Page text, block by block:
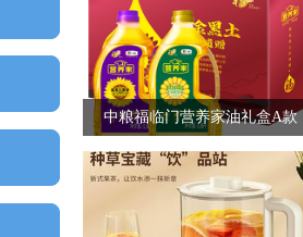
中粮福临门营养家油礼盒A款